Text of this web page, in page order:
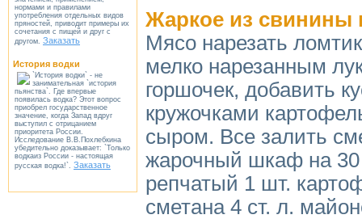
нормами и правилами
употребления отдельных видов
пряностей, приводит примеры их
сочетания с пищей и друг с
другом. Заказать
История водки
`История водки` - не
занимательная `история
пьянства`. Где впервые
появилась водка? Этот вопрос
приобрел государственное
значение, когда Запад вдруг
выступил с отрицанием
приоритета России.
Исследование В.В.Похлебкина
убедительно доказывает: `Только
водкаиз России - настоящая
русская водка!`. Заказать
Жаркое из свинины
Мясо нарезать
мелко нарезанным
горшочек, добавить
кружочками
сыром. Все залить
жарочный шкаф на 30
репчатый 1 шт.
сметана 4 ст. л.